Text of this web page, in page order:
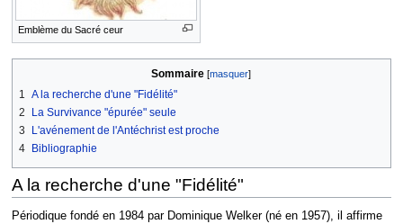
Emblème du Sacré ceur
Sommaire
1
A la recherche d'une "Fidélité"
2
La Survivance "épurée" seule
3
L'avénement de l'Antéchrist est proche
4
Bibliographie
A la recherche d'une "Fidélité"
Périodique fondé en 1984 par Dominique Welker (né en 1957), il affirme